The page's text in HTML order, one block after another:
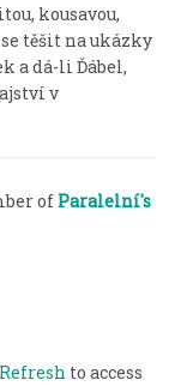
kousavou,
těšit na ukázky
a dá-li Ďábel,
v
of Paralelní's
Refresh to access